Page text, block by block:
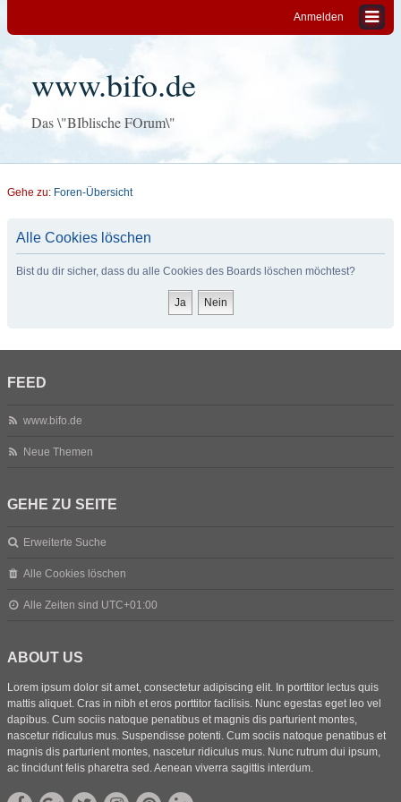
Anmelden
www.bifo.de
Das \"BIblische FOrum\"
Gehe zu: Foren-Übersicht
Alle Cookies löschen
Bist du dir sicher, dass du alle Cookies des Boards löschen möchtest?
FEED
www.bifo.de
Neue Themen
GEHE ZU SEITE
Erweiterte Suche
Alle Cookies löschen
Alle Zeiten sind UTC+01:00
ABOUT US
Lorem ipsum dolor sit amet, consectetur adipiscing elit. In porttitor lectus quis
mattis aliquet. Cras in nibh et eros porttitor facilisis. Nunc egestas eget leo vel
dapibus. Cum sociis natoque penatibus et magnis dis parturient montes,
nascetur ridiculus mus. Suspendisse potenti. Cum sociis natoque penatibus et
magnis dis parturient montes, nascetur ridiculus mus. Nunc rutrum dui ipsum,
ac tincidunt felis pharetra sed. Aenean viverra sagittis interdum.